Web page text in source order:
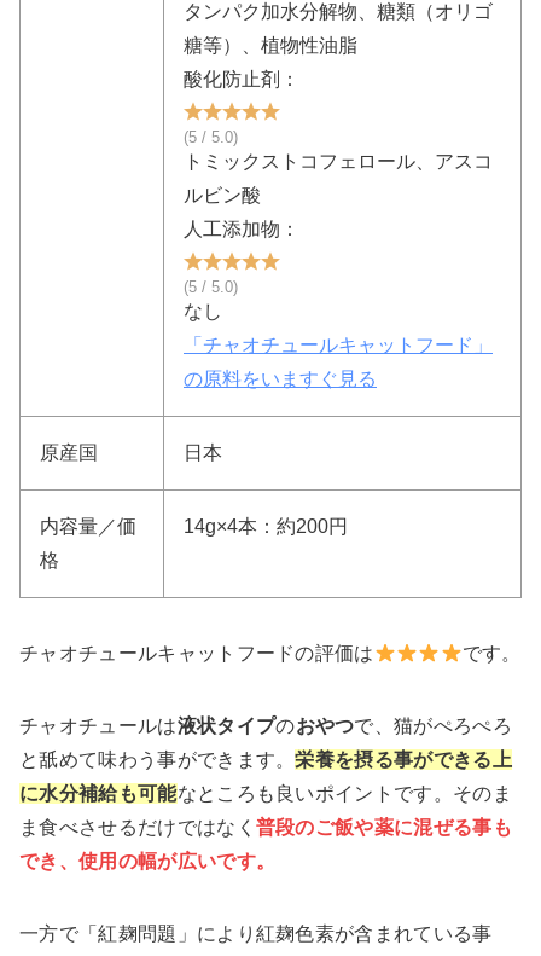
タンパク加水分解物、糖類（オリゴ
糖等）、植物性油脂
酸化防止剤：
(5 / 5.0)
トミックストコフェロール、アスコ
ルビン酸
人工添加物：
(5 / 5.0)
なし
「チャオチュールキャットフード」
の原料をいますぐ見る
原産国 日本
内容量／価
格
14g×4本：約200円
チャオチュールキャットフードの評価は です。
チャオチュールは液状タイプのおやつで、猫がぺろぺろ
と舐めて味わう事ができます。栄養を摂る事ができる上
に水分補給も可能なところも良いポイントです。そのま
ま食べさせるだけではなく 普段のご飯や薬に混ぜる事も
でき、使用の幅が広いです。
一方で「紅麹問題」により紅麹色素が含まれている事